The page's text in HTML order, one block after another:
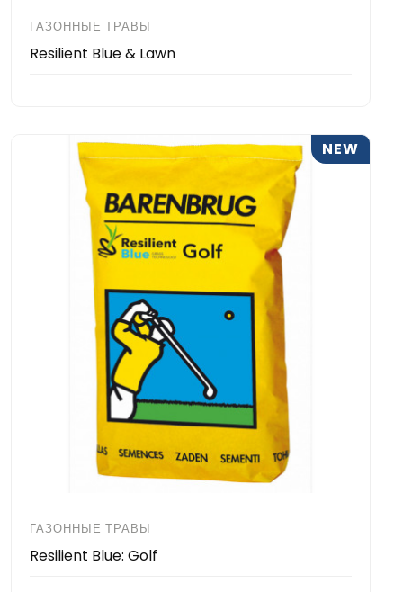
ГАЗОННЫЕ ТРАВЫ
Resilient Blue & Lawn
NEW
ГАЗОННЫЕ ТРАВЫ
Resilient Blue: Golf